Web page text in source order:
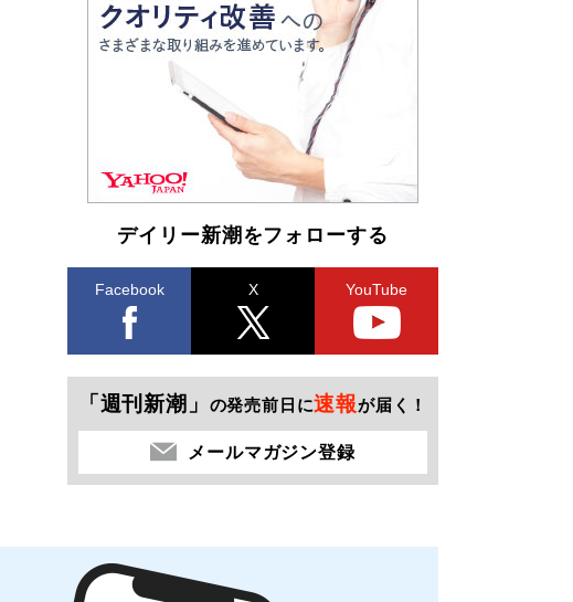
デイリー新潮をフォローする
Facebook X YouTube
「週刊新潮」 の発売前日に速報が届く！
メールマガジン登録